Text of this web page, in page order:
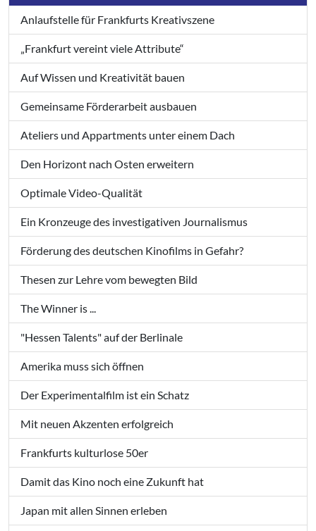
Anlaufstelle für Frankfurts Kreativszene
„Frankfurt vereint viele Attribute“
Auf Wissen und Kreativität bauen
Gemeinsame Förderarbeit ausbauen
Ateliers und Appartments unter einem Dach
Den Horizont nach Osten erweitern
Optimale Video-Qualität
Ein Kronzeuge des investigativen Journalismus
Förderung des deutschen Kinofilms in Gefahr?
Thesen zur Lehre vom bewegten Bild
The Winner is ...
"Hessen Talents" auf der Berlinale
Amerika muss sich öffnen
Der Experimentalfilm ist ein Schatz
Mit neuen Akzenten erfolgreich
Frankfurts kulturlose 50er
Damit das Kino noch eine Zukunft hat
Japan mit allen Sinnen erleben